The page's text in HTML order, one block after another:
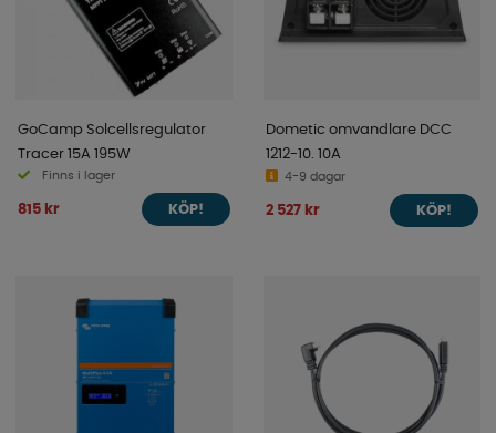
GoCamp Solcellsregulator
Tracer 15A 195W
Finns i lager
815 kr KÖP!
Dometic omvandlare DCC
1212-10. 10A
4-9 dagar
2 527 kr KÖP!